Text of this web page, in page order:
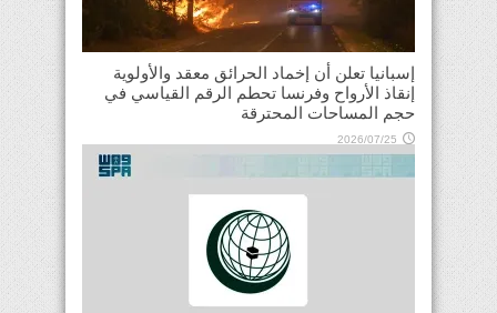
إسبانيا تعلن أن إخماد الحرائق معقد والأولوية
إنقاذ الأرواح وفرنسا تحطم الرقم القياسي في
حجم المساحات المحترقة
2026/07/25